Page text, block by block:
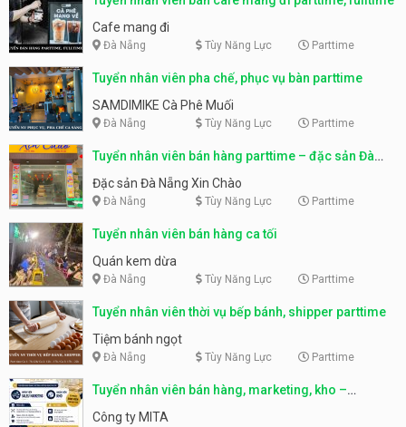
Cafe mang đi
Đà Nẵng Tùy Năng Lực Parttime
Tuyển nhân viên pha chế, phục vụ bàn parttime
SAMDIMIKE Cà Phê Muối
Đà Nẵng Tùy Năng Lực Parttime
Tuyển nhân viên bán hàng parttime – đặc sản Đà
Nẵng
Đặc sản Đà Nẵng Xin Chào
Đà Nẵng Tùy Năng Lực Parttime
Tuyển nhân viên bán hàng ca tối
Quán kem dừa
Đà Nẵng Tùy Năng Lực Parttime
Tuyển nhân viên thời vụ bếp bánh, shipper parttime
Tiệm bánh ngọt
Đà Nẵng Tùy Năng Lực Parttime
Tuyển nhân viên bán hàng, marketing, kho –
parttime, fulltime
Công ty MITA